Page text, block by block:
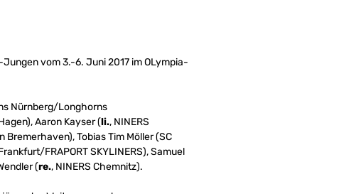
vom 3.-6. Juni 2017 im OLympia-
Nürnberg/Longhorns
Aaron Kayser (li., NINERS
Tobias Tim Möller (SC
FRAPORT SKYLINERS), Samuel
(re., NINERS Chemnitz).